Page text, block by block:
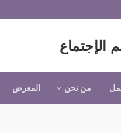
الإجتماع
من نحن المعرض